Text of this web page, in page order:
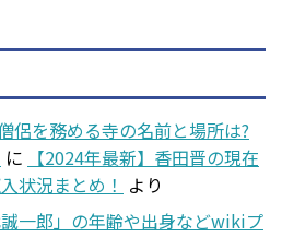
侶を務める寺の名前と場所は?
に
【2024年最新】香田晋の現在
状況まとめ！ より
一郎」の年齢や出身などwikiプ